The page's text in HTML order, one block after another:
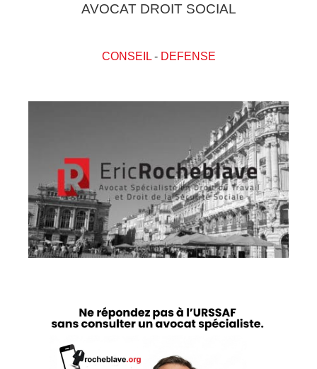
AVOCAT DROIT SOCIAL
CONSEIL- DEFENSE